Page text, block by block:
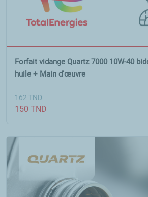
Forfait vidange Quartz 7000 10W-40
huile + Main d'œuvre
162TND
150 TND